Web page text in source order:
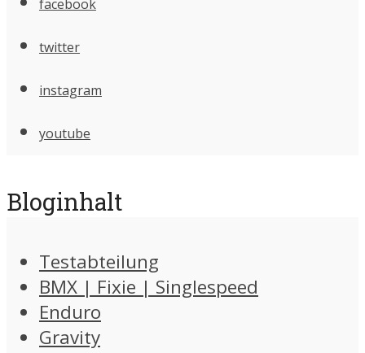
facebook
twitter
instagram
youtube
Bloginhalt
Testabteilung
BMX | Fixie | Singlespeed
Enduro
Gravity